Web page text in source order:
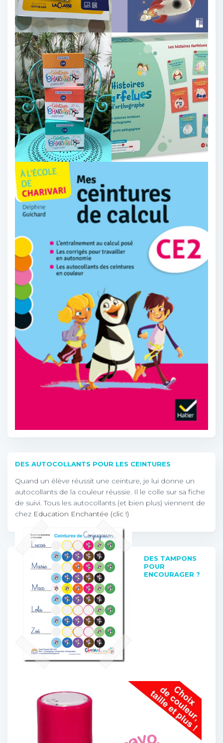
DES AUTOCOLLANTS POUR LES CEINTURES
Quand un élève réussit une ceinture, je lui donne un
autocollants de la couleur réussie. Il le colle sur sa fiche
de suivi. Tous les autocollants (et bien plus) viennent de
chez Education Enchantée (clic !)
DES TAMPONS
POUR
ENCOURAGER ?